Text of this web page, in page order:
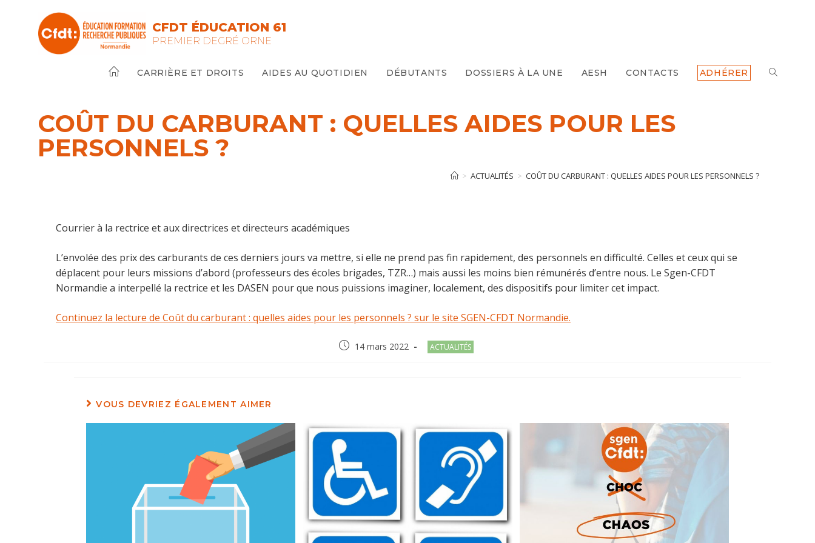
CFDT ÉDUCATION 61
PREMIER DEGRÉ ORNE
CARRIÈRE ET DROITS AIDES AU QUOTIDIEN DÉBUTANTS DOSSIERS À LA UNE AESH CONTACTS ADHÉRER TOGGLE
COÛT DU CARBURANT : QUELLES AIDES POUR LES
PERSONNELS ?
> ACTUALITÉS > COÛT DU CARBURANT : QUELLES AIDES POUR LES PERSONNELS ?
Courrier à la rectrice et aux directrices et directeurs académiques
L’envolée des prix des carburants de ces derniers jours va mettre, si elle ne prend pas fin rapidement, des personnels en difficulté. Celles et ceux qui se
déplacent pour leurs missions d’abord (professeurs des écoles brigades, TZR…) mais aussi les moins bien rémunérés d’entre nous. Le Sgen-CFDT
Normandie a interpellé la rectrice et les DASEN pour que nous puissions imaginer, localement, des dispositifs pour limiter cet impact.
Continuez la lecture de Coût du carburant : quelles aides pour les personnels ? sur le site SGEN-CFDT Normandie.
Post14 mars 2022
Post
ACTUALITÉS
VOUS DEVRIEZ ÉGALEMENT AIMER